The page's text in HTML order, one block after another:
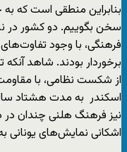
بنابراین منطقی است که به
سخن بگوییم. دو کشور در
فرهنگی، با وجود
برخوردار بودند. شاهد
از شکست نظامی، با مقاومت
اسکندر به مدت هشتاد
نیز فرهنگ هلنی چندان در
اشکانی نمایش‌های یونانی